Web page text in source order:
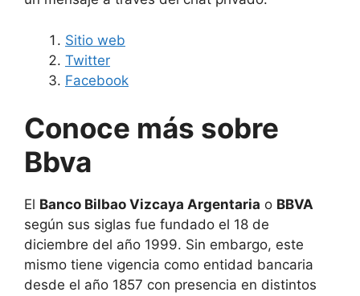
Sitio web
Twitter
Facebook
Conoce más sobre
Bbva
El Banco Bilbao Vizcaya Argentaria o BBVA
según sus siglas fue fundado el 18 de
diciembre del año 1999. Sin embargo, este
mismo tiene vigencia como entidad bancaria
desde el año 1857 con presencia en distintos